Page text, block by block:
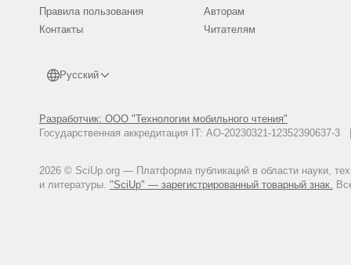
Правила пользования
Контакты
Русский
Разработчик: ООО "Технологии мобильного чтения"
Государственная аккредитация IT: АО-20230321-
2026 © SciUp.org — Платформа публикаций в области науки,
и литературы. "SciUp" — зарегистрированный товарный знак.
Авторам
Читателям